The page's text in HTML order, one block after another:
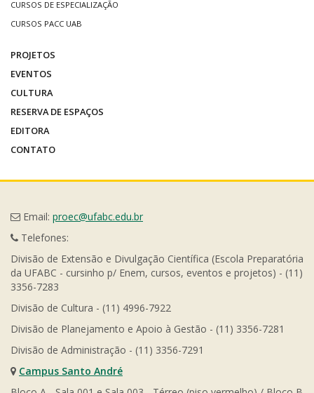
CURSOS DE ESPECIALIZAÇÃO
CURSOS PACC UAB
PROJETOS
EVENTOS
CULTURA
RESERVA DE ESPAÇOS
EDITORA
CONTATO
Email: proec@ufabc.edu.br
Telefones:
Divisão de Extensão e Divulgação Científica (Escola Preparatória
da UFABC - cursinho p/ Enem, cursos, eventos e projetos) - (11)
3356-7283
Divisão de Cultura - (11) 4996-7922
Divisão de Planejamento e Apoio à Gestão - (11) 3356-7281
Divisão de Administração - (11) 3356-7291
Campus Santo André